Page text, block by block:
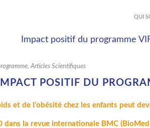
QUI
, Articles Scientifiques
POSITIF DU
et de l’obésité chez les enfants peut
dans la revue internationale BMC